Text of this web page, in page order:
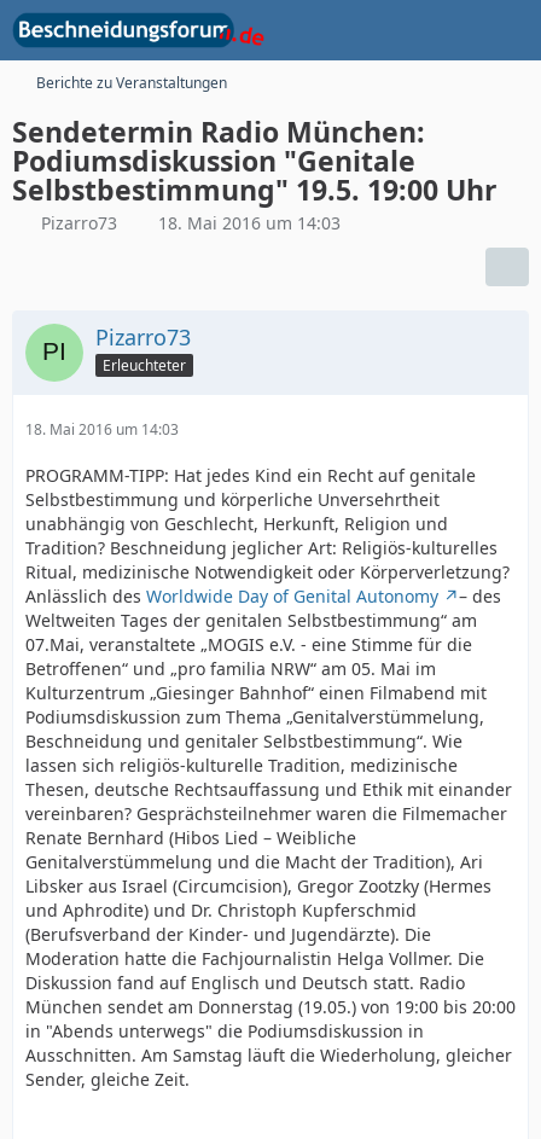
Berichte zu Veranstaltungen
Sendetermin Radio München:
Podiumsdiskussion "Genitale
Selbstbestimmung" 19.5. 19:00 Uhr
Pizarro73 18. Mai 2016 um 14:03
Pizarro73
Erleuchteter
18. Mai 2016 um 14:03
PROGRAMM-TIPP: Hat jedes Kind ein Recht auf genitale
Selbstbestimmung und körperliche Unversehrtheit
unabhängig von Geschlecht, Herkunft, Religion und
Tradition? Beschneidung jeglicher Art: Religiös-kulturelles
Ritual, medizinische Notwendigkeit oder Körperverletzung?
Anlässlich des Worldwide Day of Genital Autonomy
– des
Weltweiten Tages der genitalen Selbstbestimmung“ am
07.Mai, veranstaltete „MOGIS e.V. - eine Stimme für die
Betroffenen“ und „pro familia NRW“ am 05. Mai im
Kulturzentrum „Giesinger Bahnhof“ einen Filmabend mit
Podiumsdiskussion zum Thema „Genitalverstümmelung,
Beschneidung und genitaler Selbstbestimmung“. Wie
lassen sich religiös-kulturelle Tradition, medizinische
Thesen, deutsche Rechtsauffassung und Ethik mit einander
vereinbaren? Gesprächsteilnehmer waren die Filmemacher
Renate Bernhard (Hibos Lied – Weibliche
Genitalverstümmelung und die Macht der Tradition), Ari
Libsker aus Israel (Circumcision), Gregor Zootzky (Hermes
und Aphrodite) und Dr. Christoph Kupferschmid
(Berufsverband der Kinder- und Jugendärzte). Die
Moderation hatte die Fachjournalistin Helga Vollmer. Die
Diskussion fand auf Englisch und Deutsch statt. Radio
München sendet am Donnerstag (19.05.) von 19:00 bis 20:00
in "Abends unterwegs" die Podiumsdiskussion in
Ausschnitten. Am Samstag läuft die Wiederholung, gleicher
Sender, gleiche Zeit.